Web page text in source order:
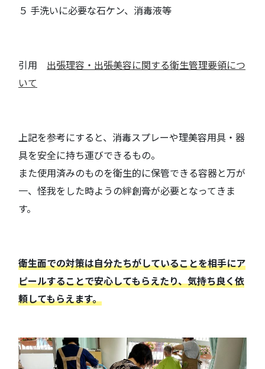
５ 手洗いに必要な石ケン、消毒液等
引用 出張理容・出張美容に関する衛生管理要領につ
いて
上記を参考にすると、消毒スプレーや理美容用具・器
具を安全に持ち運びできるもの。
また使用済みのものを衛生的に保管できる容器と万が
一、怪我をした時ようの絆創膏が必要となってきま
す。
衛生面での対策は自分たちがしていることを相手にア
ピールすることで安心してもらえたり、気持ち良く依
頼してもらえます。